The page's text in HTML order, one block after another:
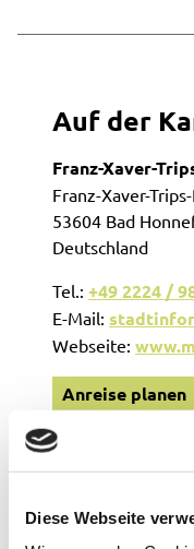
Diese Webseite
Auf der
Franz-Xaver-
Franz-Xaver-
53604 Bad
Deutschland
Tel.: +49 2224 /
E-Mail:
Webseite:
Anreise planen